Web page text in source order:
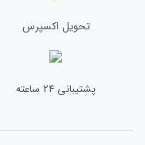
تحویل اکسپرس
پشتیبانی 24 ساعته